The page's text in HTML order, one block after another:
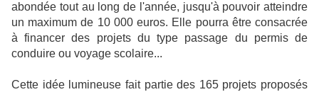
abondée tout au long de l'année, jusqu'à pouvoir atteindre
un maximum de 10 000 euros. Elle pourra être consacrée
à financer des projets du type passage du permis de
conduire ou voyage scolaire...
Cette idée lumineuse fait partie des 165 projets proposés